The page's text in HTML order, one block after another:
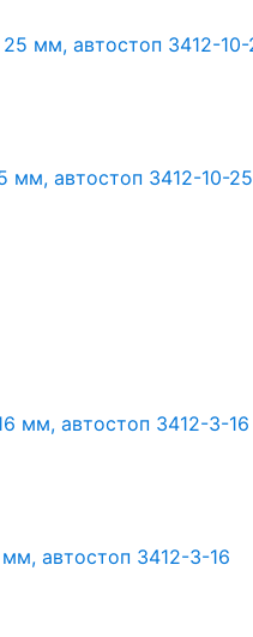
мм, автостоп 3412-10-25
мм, автостоп 3412-3-16